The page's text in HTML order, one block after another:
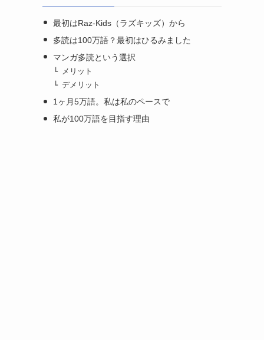
最初はRaz-Kids（ラズキッズ）から
多読は100万語？最初はひるみました
マンガ多読という選択
メリット
デメリット
1ヶ月5万語。私は私のペースで
私が100万語を目指す理由